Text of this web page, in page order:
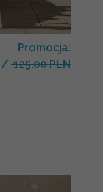
Promocja:
/ 125.00 PLN